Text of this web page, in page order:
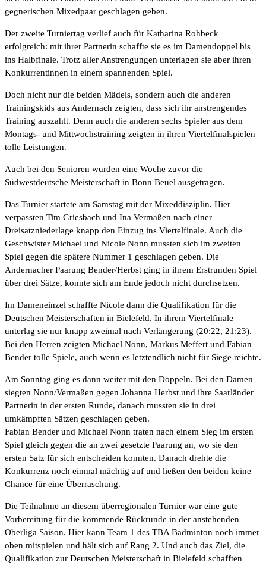
gegnerischen Mixedpaar geschlagen geben.
Der zweite Turniertag verlief auch für Katharina Rohbeck
erfolgreich: mit ihrer Partnerin schaffte sie es im Damendoppel bis
ins Halbfinale. Trotz aller Anstrengungen unterlagen sie aber ihren
Konkurrentinnen in einem spannenden Spiel.
Doch nicht nur die beiden Mädels, sondern auch die anderen
Trainingskids aus Andernach zeigten, dass sich ihr anstrengendes
Training auszahlt. Denn auch die anderen sechs Spieler aus dem
Montags- und Mittwochstraining zeigten in ihren Viertelfinalspielen
tolle Leistungen.
Auch bei den Senioren wurden eine Woche zuvor die
Südwestdeutsche Meisterschaft in Bonn Beuel ausgetragen.
Das Turnier startete am Samstag mit der Mixeddisziplin. Hier
verpassten Tim Griesbach und Ina Vermaßen nach einer
Dreisatzniederlage knapp den Einzug ins Viertelfinale. Auch die
Geschwister Michael und Nicole Nonn mussten sich im zweiten
Spiel gegen die spätere Nummer 1 geschlagen geben. Die
Andernacher Paarung Bender/Herbst ging in ihrem Erstrunden Spiel
über drei Sätze, konnte sich am Ende jedoch nicht durchsetzen.
Im Dameneinzel schaffte Nicole dann die Qualifikation für die
Deutschen Meisterschaften in Bielefeld. In ihrem Viertelfinale
unterlag sie nur knapp zweimal nach Verlängerung (20:22, 21:23).
Bei den Herren zeigten Michael Nonn, Markus Meffert und Fabian
Bender tolle Spiele, auch wenn es letztendlich nicht für Siege reichte.
Am Sonntag ging es dann weiter mit den Doppeln. Bei den Damen
siegten Nonn/Vermaßen gegen Johanna Herbst und ihre Saarländer
Partnerin in der ersten Runde, danach mussten sie in drei
umkämpften Sätzen geschlagen geben.
Fabian Bender und Michael Nonn traten nach einem Sieg im ersten
Spiel gleich gegen die an zwei gesetzte Paarung an, wo sie den
ersten Satz für sich entscheiden konnten. Danach drehte die
Konkurrenz noch einmal mächtig auf und ließen den beiden keine
Chance für eine Überraschung.
Die Teilnahme an diesem überregionalen Turnier war eine gute
Vorbereitung für die kommende Rückrunde in der anstehenden
Oberliga Saison. Hier kann Team 1 des TBA Badminton noch immer
oben mitspielen und hält sich auf Rang 2. Und auch das Ziel, die
Qualifikation zur Deutschen Meisterschaft in Bielefeld schafften